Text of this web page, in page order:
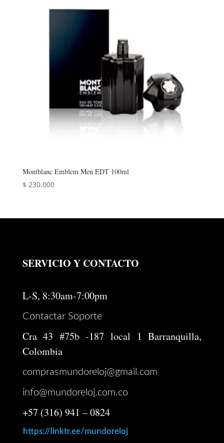
Montblanc Emblem Men EDT 100ml
$ 230.000
SERVICIO Y CONTACTO
L-S, 8:30am-7:00pm
Contactar Soporte
Cra 43 #75b -187 local 1 Barranquilla,
Colombia
comprasmundoreloj@gmail.com
info@mundoreloj.com.co
+57 (316) 941 – 0824
https://linktr.ee/mundoreloj